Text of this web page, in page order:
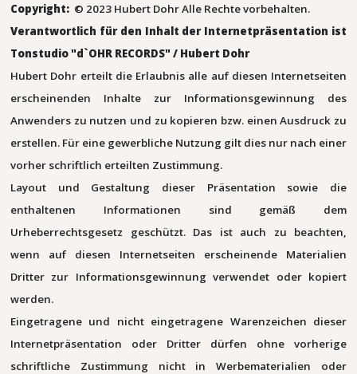
Copyright: © 2023 Hubert Dohr Alle Rechte vorbehalten.
Verantwortlich für den Inhalt der Internetpräsentation ist
Tonstudio "d`OHR RECORDS" / Hubert Dohr
Hubert Dohr erteilt die Erlaubnis alle auf diesen Internetseiten
erscheinenden Inhalte zur Informationsgewinnung des
Anwenders zu nutzen und zu kopieren bzw. einen Ausdruck zu
erstellen. Für eine gewerbliche Nutzung gilt dies nur nach einer
vorher schriftlich erteilten Zustimmung.
Layout und Gestaltung dieser Präsentation sowie die
enthaltenen Informationen sind gemäß dem
Urheberrechtsgesetz geschützt. Das ist auch zu beachten,
wenn auf diesen Internetseiten erscheinende Materialien
Dritter zur Informationsgewinnung verwendet oder kopiert
werden.
Eingetragene und nicht eingetragene Warenzeichen dieser
Internetpräsentation oder Dritter dürfen ohne vorherige
schriftliche Zustimmung nicht in Werbematerialien oder